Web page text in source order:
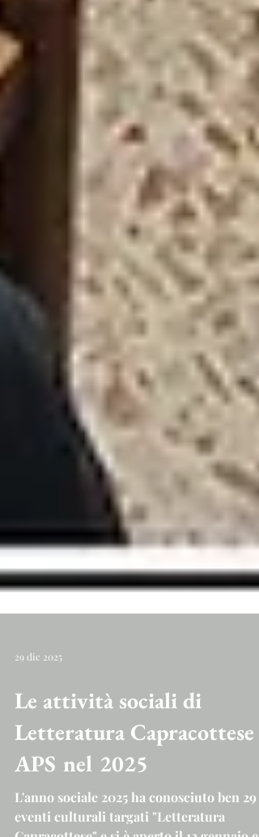
29 dic 2025
Le attività sociali di
Letteratura Capracottese
APS nel 2025